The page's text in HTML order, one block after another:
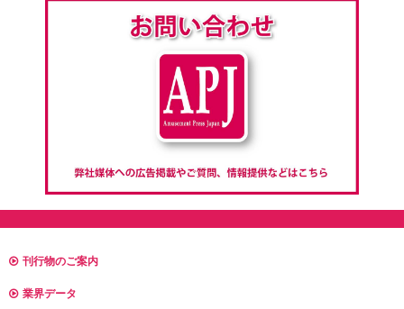
刊行物のご案内
業界データ